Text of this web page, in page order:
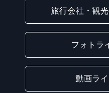
旅行会社・観
フォトラ
動画ラ